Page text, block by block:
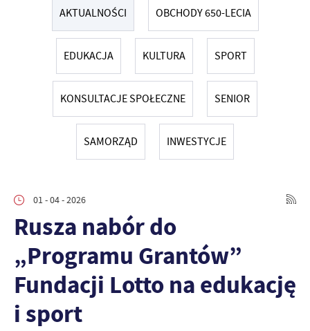
AKTUALNOŚCI OBCHODY 650-LECIA
EDUKACJA KULTURA SPORT
KONSULTACJE SPOŁECZNE SENIOR
SAMORZĄD INWESTYCJE
01 - 04 - 2026
Rusza nabór do
„Programu Grantów”
Fundacji Lotto na edukację
i sport